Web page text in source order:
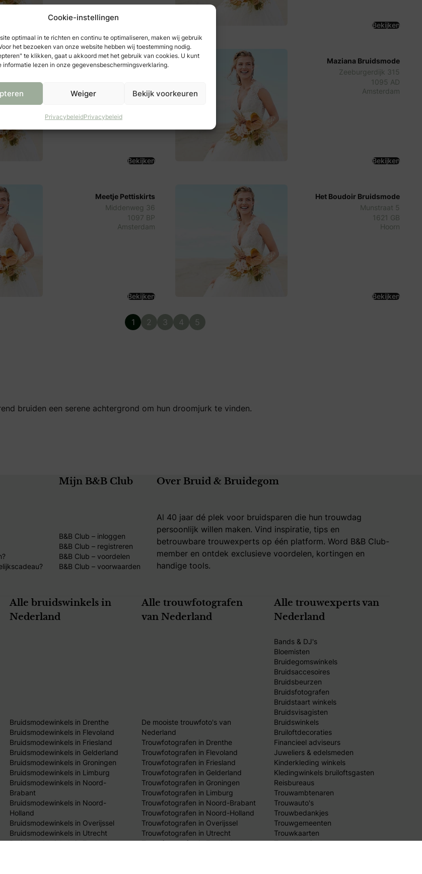
Cookie-instellingen
optimaal in te richten en continu te optimaliseren, maken wij gebruik
het bezoeken van onze website hebben wij toestemming nodig.
te klikken, gaat u akkoord met het gebruik van cookies. U kunt
informatie lezen in onze gegevensbeschermingsverklaring.
Weiger Bekijk voorkeuren
PrivacybeleidPrivacybeleid
Bekijken
The New Bride
Kathammerstraat 23-25
Volendam
Bekijken
Maziana Bruidsmode
Zeeburgerdijk 315
1095 AD
Amsterdam
Bekijken
Meetje Pettiskirts
Middenweg 36
1097 BP
Amsterdam
Bekijken
Het Boudoir Bruidsmode
Munstraat 5
1621 GB
Hoorn
Bekijken
1 2 3 4 5
bruiden een serene achtergrond om hun droomjurk te vinden.
Mijn B&B Club
B&B Club – inloggen
B&B Club – registreren
B&B Club – voordelen
B&B Club – voorwaarden
Over Bruid & Bruidegom
Al 40 jaar dé plek voor bruidsparen die hun trouwdag
persoonlijk willen maken. Vind inspiratie, tips en
betrouwbare trouwexperts op één platform. Word B&B Club-
member en ontdek exclusieve voordelen, kortingen en
handige tools.
Alle bruidswinkels in
Nederland
Bruidsmodewinkels in Drenthe
Bruidsmodewinkels in Flevoland
Bruidsmodewinkels in Friesland
Bruidsmodewinkels in Gelderland
Bruidsmodewinkels in Groningen
Bruidsmodewinkels in Limburg
Bruidsmodewinkels in Noord-
Brabant
Bruidsmodewinkels in Noord-
Holland
Bruidsmodewinkels in Overijssel
Bruidsmodewinkels in Utrecht
Bruidsmodewinkels in Zeeland
Alle trouwfotografen
van Nederland
De mooiste trouwfoto's van
Nederland
Trouwfotografen in Drenthe
Trouwfotografen in Flevoland
Trouwfotografen in Friesland
Trouwfotografen in Gelderland
Trouwfotografen in Groningen
Trouwfotografen in Limburg
Trouwfotografen in Noord-Brabant
Trouwfotografen in Noord-Holland
Trouwfotografen in Overijssel
Trouwfotografen in Utrecht
Trouwfotografen in Zeeland
Alle trouwexperts van
Nederland
Bands & DJ's
Bloemisten
Bruidegomswinkels
Bruidsaccesoires
Bruidsbeurzen
Bruidsfotografen
Bruidstaart winkels
Bruidsvisagisten
Bruidswinkels
Bruiloftdecoraties
Financieel adviseurs
Juweliers & edelsmeden
Kinderkleding winkels
Kledingwinkels bruiloftsgasten
Reisbureaus
Trouwambtenaren
Trouwauto's
Trouwbedankjes
Trouwgemeenten
Trouwkaarten
Trouwlocaties